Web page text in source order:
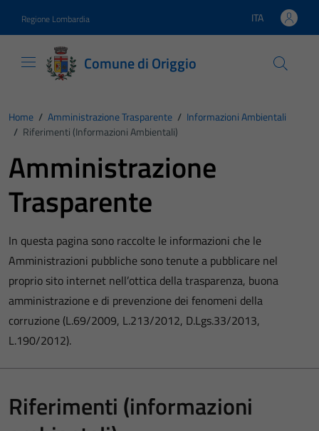
Regione Lombardia Lingua attiva:
ITA
Comune di Origgio
Home / Amministrazione Trasparente / Informazioni Ambientali
/ Riferimenti (informazioni Ambientali)
Amministrazione
Trasparente
In questa pagina sono raccolte le informazioni che le
Amministrazioni pubbliche sono tenute a pubblicare nel
proprio sito internet nell’ottica della trasparenza, buona
amministrazione e di prevenzione dei fenomeni della
corruzione (L.69/2009, L.213/2012, D.Lgs.33/2013,
L.190/2012).
Riferimenti (informazioni